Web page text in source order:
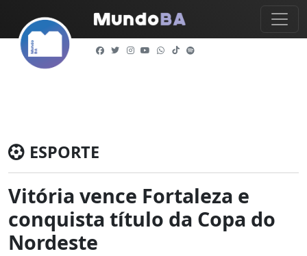
ESPORTE
Vitória vence Fortaleza e
conquista título da Copa do
Nordeste